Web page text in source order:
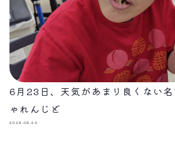
6月23日、天気があまり良くない名
ゃれんじど
2026.06.23